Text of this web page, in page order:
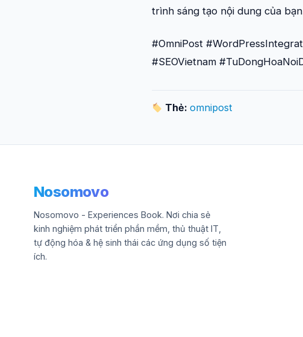
trình sáng tạo nội dung của
#OmniPost
#SEOVietnam
Thẻ:omnipost
Nosomovo
Nosomovo - Experiences Book. Nơi chia sẻ
kinh nghiệm phát triển phần mềm, thủ thuật IT,
tự động hóa & hệ sinh thái các ứng dụng số tiện
ích.